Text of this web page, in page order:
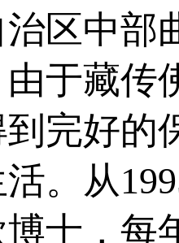
区中部
于藏传
完好的
。从
士，每